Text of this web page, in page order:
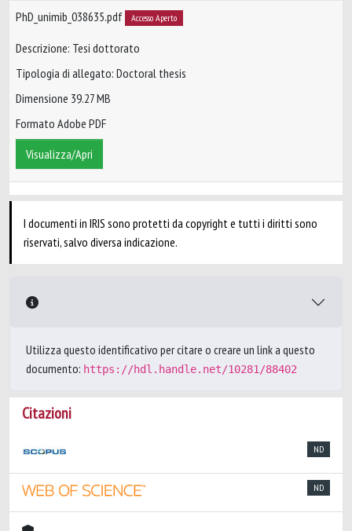
PhD_unimib_038635.pdf Accesso Aperto
Descrizione: Tesi dottorato
Tipologia di allegato: Doctoral thesis
Dimensione 39.27 MB
Formato Adobe PDF
Visualizza/Apri
I documenti in IRIS sono protetti da copyright e tutti i diritti sono
riservati, salvo diversa indicazione.
Utilizza questo identificativo per citare o creare un link a questo
documento: https://hdl.handle.net/10281/88402
Citazioni
ND
ND